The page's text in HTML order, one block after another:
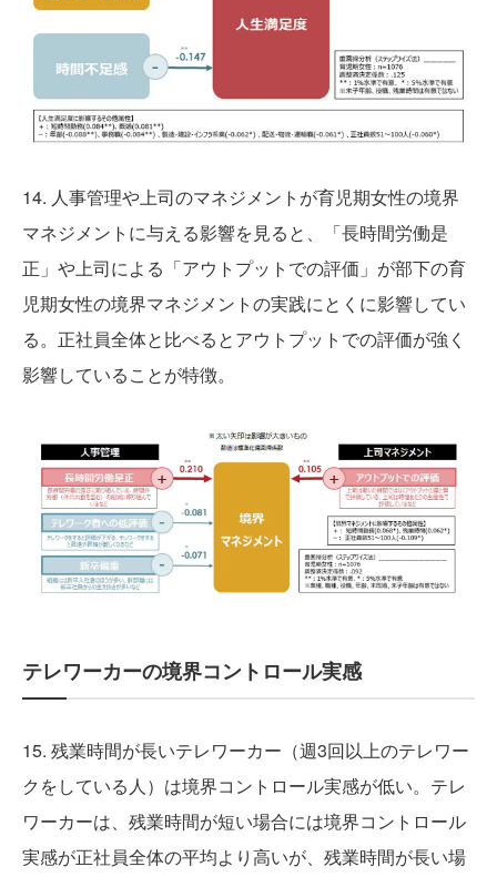
14. 人事管理や上司のマネジメントが育児期女性の境界
マネジメントに与える影響を見ると、「長時間労働是
正」や上司による「アウトプットでの評価」が部下の育
児期女性の境界マネジメントの実践にとくに影響してい
る。正社員全体と比べるとアウトプットでの評価が強く
影響していることが特徴。
テレワーカーの境界コントロール実感
15. 残業時間が長いテレワーカー（週3回以上のテレワー
クをしている人）は境界コントロール実感が低い。テレ
ワーカーは、残業時間が短い場合には境界コントロール
実感が正社員全体の平均より高いが、残業時間が長い場